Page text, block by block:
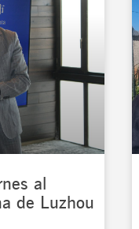
al
de Luzhou